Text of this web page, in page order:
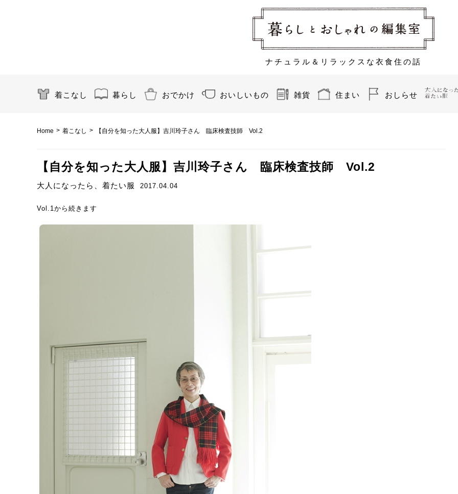
ナチュラル＆リラックスな衣食住の話
着こなし 暮らし おでかけ おいしいもの 雑貨 住まい おしらせ
Home > 着こなし > 【自分を知った大人服】吉川玲子さん 臨床検査技師 Vol.2
【自分を知った大人服】吉川玲子さん 臨床検査技師 Vol.2
大人になったら、着たい服 2017.04.04
Vol.1から続きます